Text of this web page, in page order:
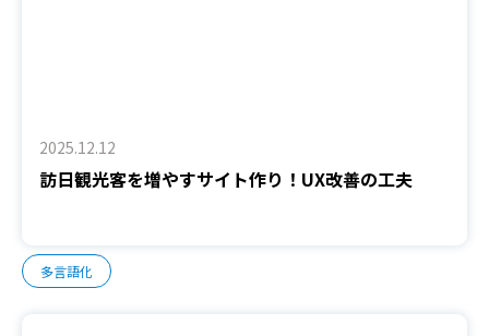
2025.12.12
訪日観光客を増やすサイト作り！UX改善の工夫
多言語化